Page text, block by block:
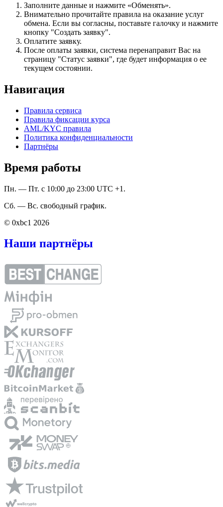
Заполните данные и нажмите «Обменять».
Внимательно прочитайте правила на оказание услуг
обмена. Если вы согласны, поставьте галочку и нажмите
кнопку "Создать заявку".
Оплатите заявку.
После оплаты заявки, система перенаправит Вас на
страницу "Статус заявки", где будет информация о ее
текущем состоянии.
Навигация
Правила сервиса
Правила фиксации курса
AML/KYC правила
Политика конфиденциальности
Партнёры
Время работы
Пн. — Пт. с 10:00 до 23:00 UTC +1.
Сб. — Вс. свободный график.
© 0xbc1 2026
Наши партнёры